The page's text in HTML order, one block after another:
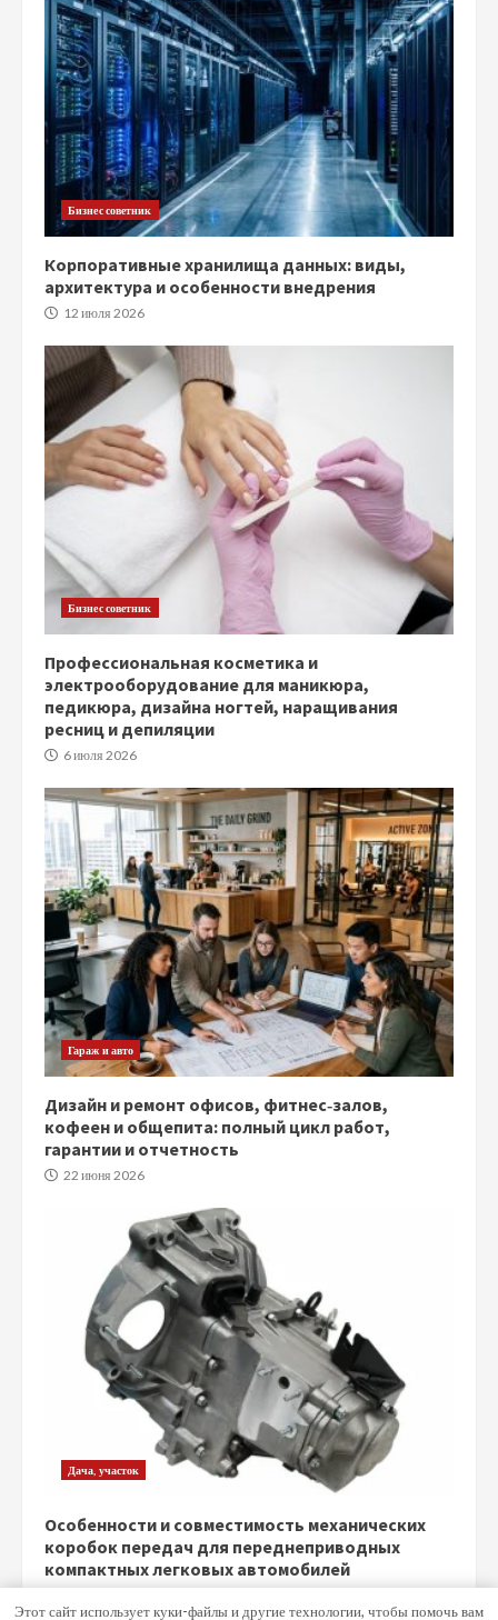
Бизнес советник
Корпоративные хранилища данных: виды,
архитектура и особенности внедрения
12 июля 2026
Бизнес советник
Профессиональная косметика и
электрооборудование для маникюра,
педикюра, дизайна ногтей, наращивания
ресниц и депиляции
6 июля 2026
Гараж и авто
Дизайн и ремонт офисов, фитнес‑залов,
кофеен и общепита: полный цикл работ,
гарантии и отчетность
22 июня 2026
Дача, участок
Особенности и совместимость механических
коробок передач для переднеприводных
компактных легковых автомобилей
Этот сайт использует куки-файлы и другие технологии, чтобы помочь вам